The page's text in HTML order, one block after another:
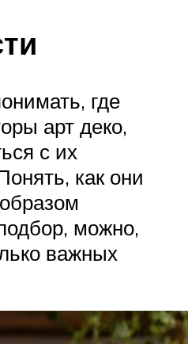
где
арт деко,
с их
как они
можно,
важных